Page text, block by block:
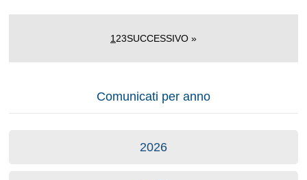
1 23SUCCESSIVO »
Comunicati per anno
2026